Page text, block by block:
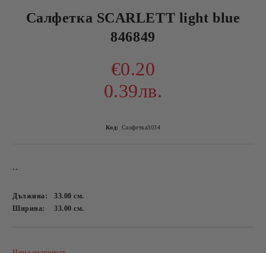
Салфетка SCARLETT light blue
846849
€0.20
0.39лв.
Код: Салфетка3034
..
Дължина: 33.00см.
Ширина:
33.00см.